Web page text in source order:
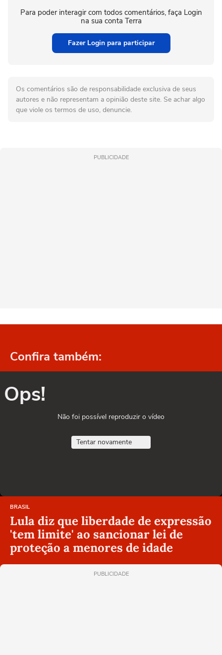
Para poder interagir com todos comentários, faça Login
na sua conta Terra
Fazer Login para participar
Os comentários são de responsabilidade exclusiva de seus
autores e não representam a opinião deste site. Se achar algo
que viole os termos de uso, denuncie.
PUBLICIDADE
Confira também:
Ops!
Não foi possível reproduzir o vídeo
Tentar novamente
BRASIL
Lula diz que liberdade de expressão
'tem limite' ao sancionar lei de
proteção a menores de idade
PUBLICIDADE